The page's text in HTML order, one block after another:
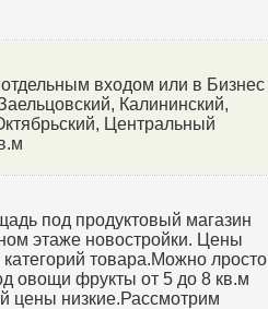
входом или в Бизнес
Калининский,
Центральный
под продуктовый магазин
этаже новостройки. Цены
категорий товара.Можно лросто
овощи фрукты от 5 до 8 кв.м
цены низкие.Рассмотрим